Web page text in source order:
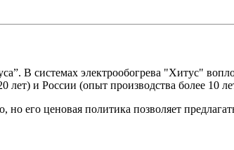
В системах электрообогрева "Хитус"
и России (опыт производства более 10
его ценовая политика позволяет